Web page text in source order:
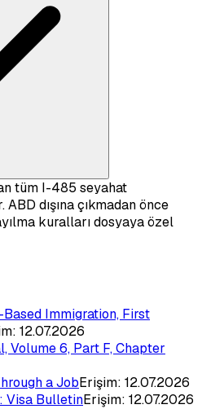
tüm I-485 seyahat
dışına çıkmadan önce
kuralları dosyaya özel
Immigration, First
12.07.2026
Volume 6, Part F, Chapter
a JobErişim: 12.07.2026
Visa BulletinErişim: 12.07.2026